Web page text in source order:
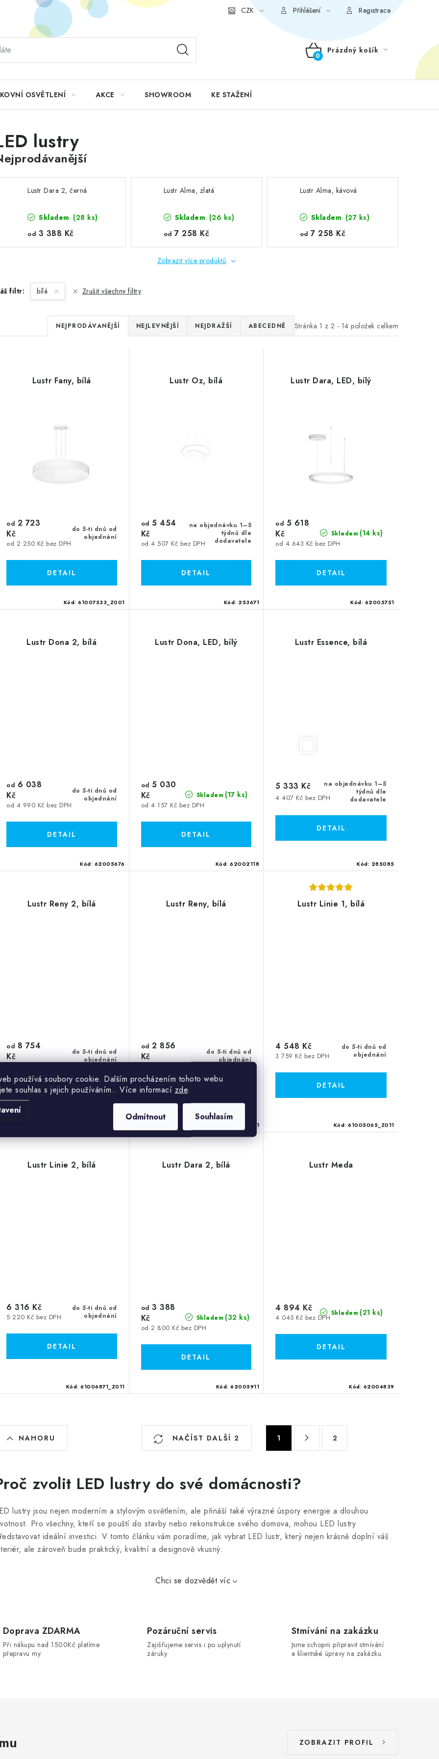
používá soubory cookie. Dalším procházením tohoto webu
souhlas s jejich používáním.. Více informací zde.
Odmítnout Souhlasím
CZK Přihlášení Registrace
NÁKUPNÍ
Prázdný košík
OSVĚTLENÍ AKCE SHOWROOM KE STAŽENÍ
lustry
Lustr Dara 2, černá
Skladem (28 ks)
od 3 388 Kč
Lustr Alma, zlatá
Skladem (26 ks)
od 7 258 Kč
Lustr Alma, kávová
Skladem (27 ks)
od 7 258 Kč
Zobrazit více produktů
filtr: bílá Zrušit všechny filtry
Stránka 1 z 2 - 14 položek celkem
Ř
a
e
p
t
ů
NEJPRODÁVANĚJŠÍ NEJLEVNĚJŠÍ NEJDRAŽŠÍ ABECEDNĚ
Lustr Fany, bílá
do 5-ti dnů od
objednání
od 2 250 Kč bez DPH
od 2 723
Kč
Kód:61007533_Z001
Lustr Oz, bílá
na objednávku 1–5
týdnů dle
dodavatele
od 4 507 Kč bez DPH
od 5 454
Kč
Kód: 253671
Lustr Dara, LED, bílý
Skladem (14 ks)
od 4 643 Kč bez DPH
od 5 618
Kč
Kód: 62005751
Lustr Dona 2, bílá
do 5-ti dnů od
objednání
od 4 990 Kč bez DPH
od 6 038
Kč
Kód: 62005676
Lustr Dona, LED, bílý
Skladem (17 ks)
od 4 157 Kč bez DPH
od 5 030
Kč
Kód:62002118
Lustr Essence, bílá
na objednávku 1–5
týdnů dle
dodavatele
4 407 Kč bez DPH
5 333 Kč
Kód: 285085
Lustr Reny 2, bílá
do 5-ti dnů od
objednání
od 8 754
Kč
Lustr Reny, bílá
do 5-ti dnů od
objednání
od 2 856
Kč
61000732_Z001
Lustr Linie 1, bílá
do 5-ti dnů od
objednání
3 759 Kč bez DPH
4 548 Kč
Kód:61005065_Z011
Lustr Linie 2, bílá
do 5-ti dnů od
objednání
5 220 Kč bez DPH
6 316 Kč
Kód:61006871_Z011
Lustr Dara 2, bílá
Skladem (32 ks)
od 2 800 Kč bez DPH
od 3 388
Kč
Kód:62005911
Lustr Meda
Skladem (21 ks)
4 045 Kč bez DPH
4 894 Kč
Kód: 62004839
NAČÍST DALŠÍ 2
n
o
v
á
1 2
NAHORU
zvolit LED lustry do své domácnosti?
lustry jsou nejen moderním a stylovým osvětlením, ale přináší také výrazné úspory energie a dlouhou
Pro všechny, kteří se pouští do stavby nebo rekonstrukce svého domova, mohou LED lustry
ideální investici. V tomto článku vám poradíme, jak vybrat LED lustr, který nejen krásně doplní váš
ale zároveň bude praktický, kvalitní a designově vkusný.
Chci se dozvědět víc
Doprava ZDARMA
Při nákupu nad 1500Kč platíme
přepravu my.
Pozáruční servis
Zajišťujeme servis i po uplynutí
záruky.
Stmívání na zakázku
Jsme schopni připravit stmívání
a klientské úpravy na zakázku.
ZOBRAZIT PROFIL